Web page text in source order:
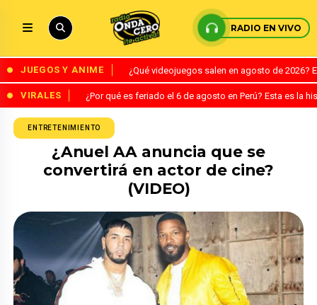
RADIO EN VIVO
JUEGOS Y ANIME ¿Qué videojuegos salen en agosto de
VIRALES ¿Por qué es feriado el 6 de agosto en Perú? Esta es la
ENTRETENIMIENTO
¿Anuel AA anuncia que se
convertirá en actor de cine?
(VIDEO)